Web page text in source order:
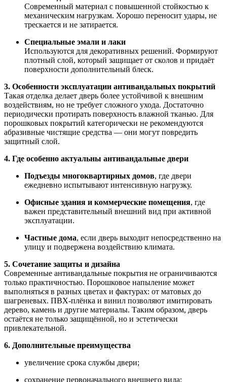
Современный материал с повышенной стойкостью к
механическим нагрузкам. Хорошо переносит удары, не
трескается и не затирается.
Специальные эмали и лаки
Используются для декоративных решений. Формируют
плотный слой, который защищает от сколов и придаёт
поверхности дополнительный блеск.
3. Особенности эксплуатации антивандальных покрытий
Такая отделка делает дверь более устойчивой к внешним
воздействиям, но не требует сложного ухода. Достаточно
периодически протирать поверхность влажной тканью. Для
порошковых покрытий категорически не рекомендуются
абразивные чистящие средства — они могут повредить
защитный слой.
4. Где особенно актуальны антивандальные двери
Подъезды многоквартирных домов, где двери
ежедневно испытывают интенсивную нагрузку.
Офисные здания и коммерческие помещения, где
важен представительный внешний вид при активной
эксплуатации.
Частные дома, если дверь выходит непосредственно на
улицу и подвержена воздействию климата.
5. Сочетание защиты и дизайна
Современные антивандальные покрытия не ограничиваются
только практичностью. Порошковое напыление может
выполняться в разных цветах и фактурах: от матовых до
шагреневых. ПВХ-плёнка и винил позволяют имитировать
дерево, камень и другие материалы. Таким образом, дверь
остаётся не только защищённой, но и эстетически
привлекательной.
6. Дополнительные преимущества
увеличение срока службы двери;
сохранение первоначального внешнего вида;